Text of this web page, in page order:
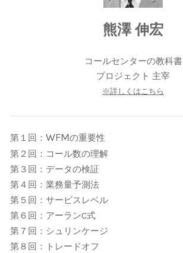
熊澤 伸宏
コールセンターの教科書
​プロジェクト 主宰
※詳しくはこちら
第１回： WFMの重要性
第２回：コール数の理解
第３回：データの検証
第４回：業務量予測法
第５回：サービスレベル
第６回：アーランC式
第７回：シュリンケージ
第８回：トレードオフ